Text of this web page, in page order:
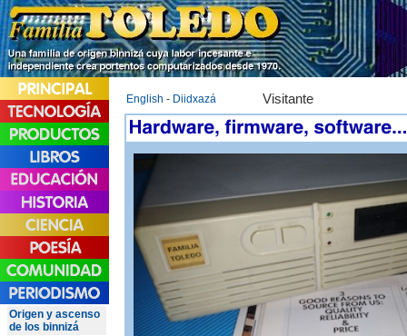
Origen y ascenso
de los binnizá
English - Diidxazá Visitante